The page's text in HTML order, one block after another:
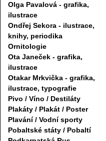
Olga Pavalová - grafika,
ilustrace
Ondřej Sekora - ilustrace,
knihy, periodika
Ornitologie
Ota Janeček - grafika,
ilustrace
Otakar Mrkvička - grafika,
ilustrace, typografie
Pivo / Víno / Destiláty
Plakáty / Plakát / Poster
Plavání / Vodní sporty
Pobaltské státy / Pobaltí